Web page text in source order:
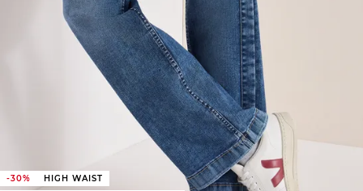
-30%
HIGH WAIST